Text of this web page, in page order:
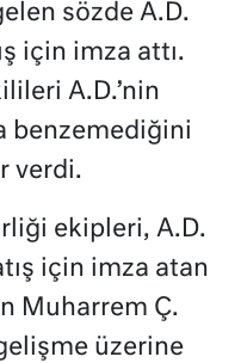
sözde A.D.
için imza attı.
A.D.’nin
benzemediğini
verdi.
ekipleri, A.D.
için imza atan
Muharrem Ç.
üzerine